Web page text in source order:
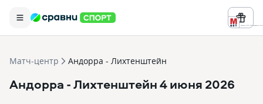
Реклама ООО «БК «Марафон» ИНН
Матч-центр Андорра - Лихтенштейн
Андорра - Лихтенштейн4 июня 2026